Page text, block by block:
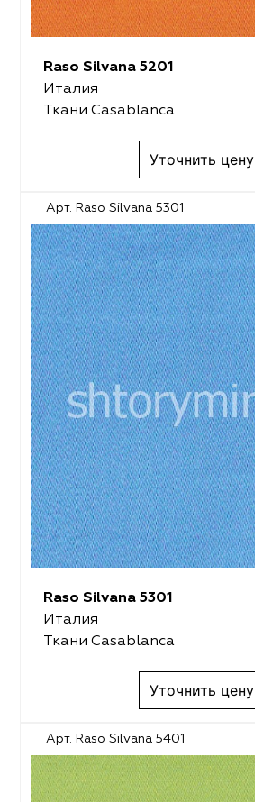
Raso Silvana 5201
Италия
Ткани Casablanca
Уточнить цену
Арт. Raso Silvana 5301
Raso Silvana 5301
Италия
Ткани Casablanca
Уточнить цену
Арт. Raso Silvana 5401